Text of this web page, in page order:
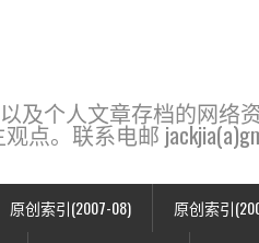
以及个人文章存档的网
。联系电邮
原创索引(2007-08) 原创索引